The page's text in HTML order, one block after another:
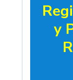
y